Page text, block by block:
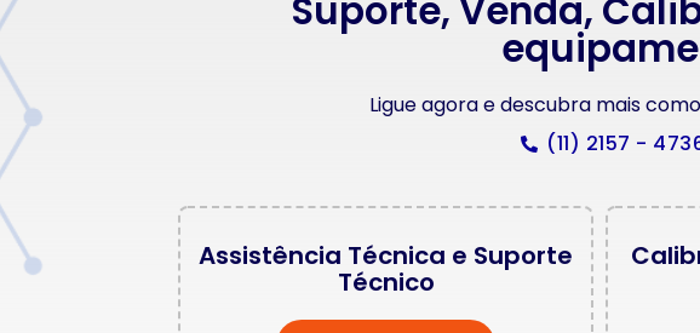
Suporte, Venda,
Ligue agora e descubra mais
(11) 2157 -
Assistência Técnica e Suporte
Técnico